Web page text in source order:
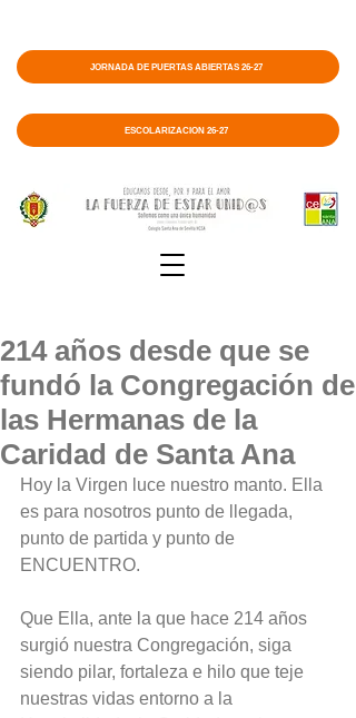
ESCOLARIZACIÓN 26-27
JORNADA DE PUERTAS ABIERTAS 26-27
214 años desde que se
fundó la Congregación de
las Hermanas de la
Caridad de Santa Ana
Hoy la Virgen luce nuestro manto. Ella
es para nosotros punto de llegada,
punto de partida y punto de
ENCUENTRO.
Que Ella, ante la que hace 214 años
surgió nuestra Congregación, siga
siendo pilar, fortaleza e hilo que teje
nuestras vidas entorno a la